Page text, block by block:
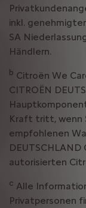
inkl.
SA
Händlern.
b Citroën We
CITROËN
Kraft tritt, wenn
empfohlenen
autorisierten
c Alle
Privatpersonen